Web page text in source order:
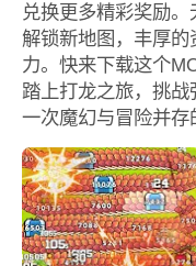
兑换更多精彩奖励
解锁新地图，丰厚
力。快来下载这个
踏上打龙之旅，挑
一次魔幻与冒险并存